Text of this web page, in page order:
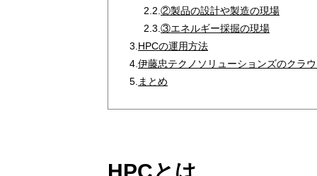
2.2. ②製品の設計や製造の現場
2.3. ③エネルギー採掘の現場
3. HPCの運用方法
4. 伊藤忠テクノソリューションズのクラ
5. まとめ
HPCとは